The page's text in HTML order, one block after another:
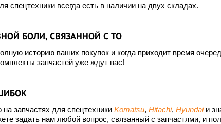
спецтехники всегда есть в наличии на двух складах.
БОЛИ, СВЯЗАННОЙ С ТО
историю ваших покупок и когда приходит время
запчастей уже ждут вас!
запчастях для спецтехники Komatsu, Hitachi, Hyundaiи
задать нам любой вопрос, связанный с запчастями, и